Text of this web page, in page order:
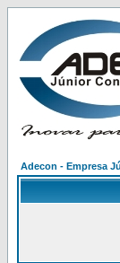
Adecon - Empresa